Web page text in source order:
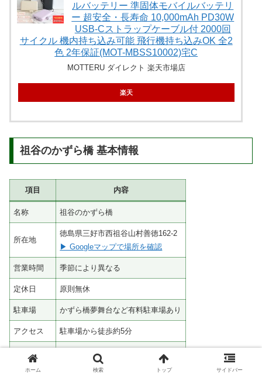
ルバッテリー 準固体モバイルバッテリ
ー 超安全・長寿命 10,000mAh PD30W
USB-Cストラップケーブル付 2000回
サイクル 機内持ち込み可能 飛行機持ち込みOK 全2
色 2年保証(MOT-MBSS10002)宅C
MOTTERU ダイレクト 楽天市場店
楽天
祖谷のかずら橋 基本情報
項目 内容
名称 祖谷のかずら橋
所在地
徳島県三好市西祖谷山村善徳162-2
▶ Googleマップで場所を確認
営業時間 季節により異なる
定休日 原則無休
駐車場 かずら橋夢舞台など有料駐車場あり
アクセス 駐車場から徒歩約5分
注意事項 荒天時など臨時休業の場合あり
公式サイト 大歩危小歩危観光ナビ「公式」
ホーム 検索 トップ サイドバー